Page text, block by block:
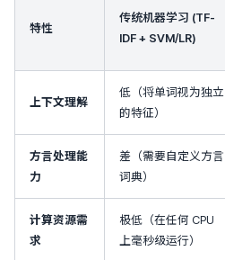
特性
传统机器学习 (TF-
IDF + SVM/LR)
上下文理解
低（将单词视为独立
的特征）
方言处理能
力
差（需要自定义方言
词典）
计算资源需
求
极低（在任何 CPU
上毫秒级运行）